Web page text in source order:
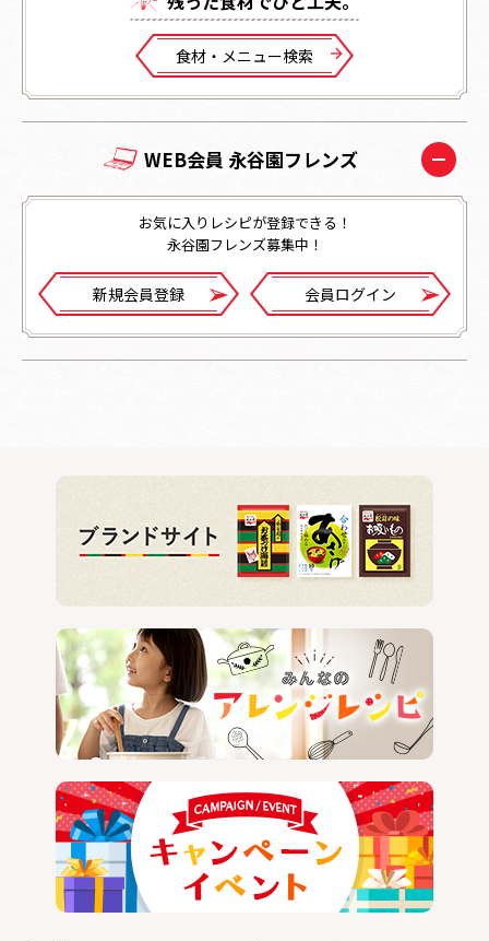
⾷材・メニュー検索
WEB会員 永谷園フレンズ
お気に入りレシピが登録できる！
永谷園フレンズ募集中！
新規会員登録 会員ログイン